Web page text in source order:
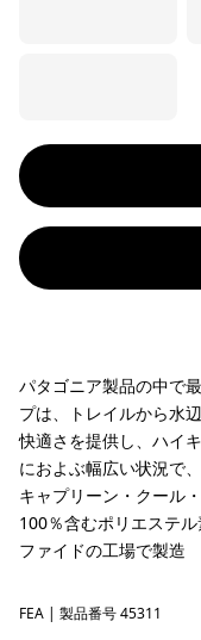
パタゴニア製品の中で
プは、トレイルから水
快適さを提供し、ハイ
におよぶ幅広い状況で
キャプリーン・クール
100％含むポリエステ
ファイドの工場で製造
Feather Grey
FEA | 製品番号 45311